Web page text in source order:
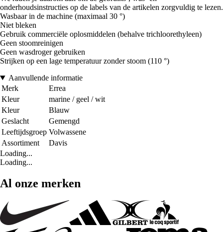
onderhoudsinstructies op de labels van de artikelen zorgvuldig te lezen.
Wasbaar in de machine (maximaal 30 °)
Niet bleken
Gebruik commerciële oplosmiddelen (behalve trichloorethyleen)
Geen stoomreinigen
Geen wasdroger gebruiken
Strijken op een lage temperatuur zonder stoom (110 °)
Aanvullende informatie
Merk
Errea
Kleur
marine / geel / wit
Kleur
Blauw
Geslacht
Gemengd
Leeftijdsgroep Volwassene
Assortiment
Davis
Loading...
Loading...
Al onze merken